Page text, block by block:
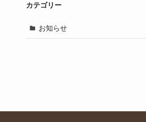
カテゴリー
お知らせ